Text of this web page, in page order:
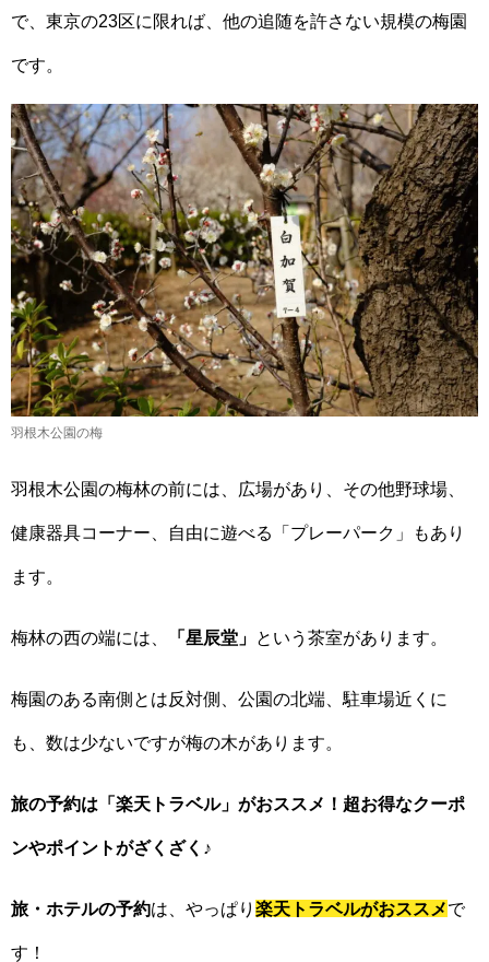
で、東京の23区に限れば、他の追随を許さない規模の梅園
です。
羽根木公園の梅
羽根木公園の梅林の前には、広場があり、その他野球場、
健康器具コーナー、自由に遊べる「プレーパーク」もあり
ます。
梅林の西の端には、 「星辰堂」 という茶室があります。
梅園のある南側とは反対側、公園の北端、駐車場近くに
も、数は少ないですが梅の木があります。
旅の予約は「楽天トラベル」がおススメ！超お得なクーポ
ンやポイントがざくざく♪
旅・ホテルの予約は、やっぱり 楽天トラベルがおススメで
す！